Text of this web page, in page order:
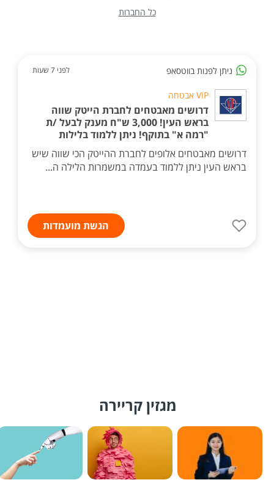
כל החברות
ניתן לפנות בווטסאפ לפני 7 שעות
VIP אבטחה
דרושים מאבטחים לחברת הייטק שווה
בראש העין! 3,000 ש"ח מענק לבעל /ת
"רמה א" בתוקף! ניתן ללמוד בלילות
דרושים מאבטחים אלופים לחברת ההייטק הכי שווה שיש
בראש העין ניתן ללמוד בעמדה במשמרות הלילה ה...
הגשת מועמדות
מגזין קריירה